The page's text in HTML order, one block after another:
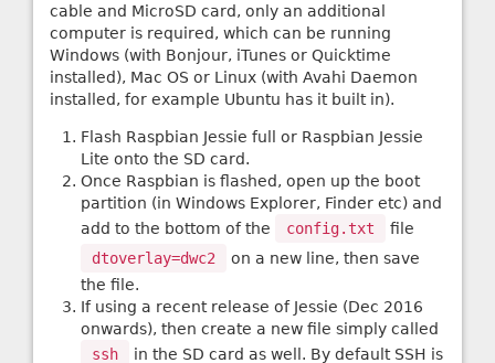
cable and MicroSD card, only an additional
computer is required, which can be running
Windows (with Bonjour, iTunes or Quicktime
installed), Mac OS or Linux (with Avahi Daemon
installed, for example Ubuntu has it built in).
Flash Raspbian Jessie full or Raspbian Jessie
Lite onto the SD card.
Once Raspbian is flashed, open up the boot
partition (in Windows Explorer, Finder etc) and
add to the bottom of the
config.txt
file
dtoverlay=dwc2
on a new line, then save
the file.
If using a recent release of Jessie (Dec 2016
onwards), then create a new file simply called
ssh
in the SD card as well. By default SSH is